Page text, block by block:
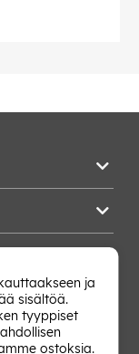
ja
sisältöä.
tyyppiset
ostoksia.